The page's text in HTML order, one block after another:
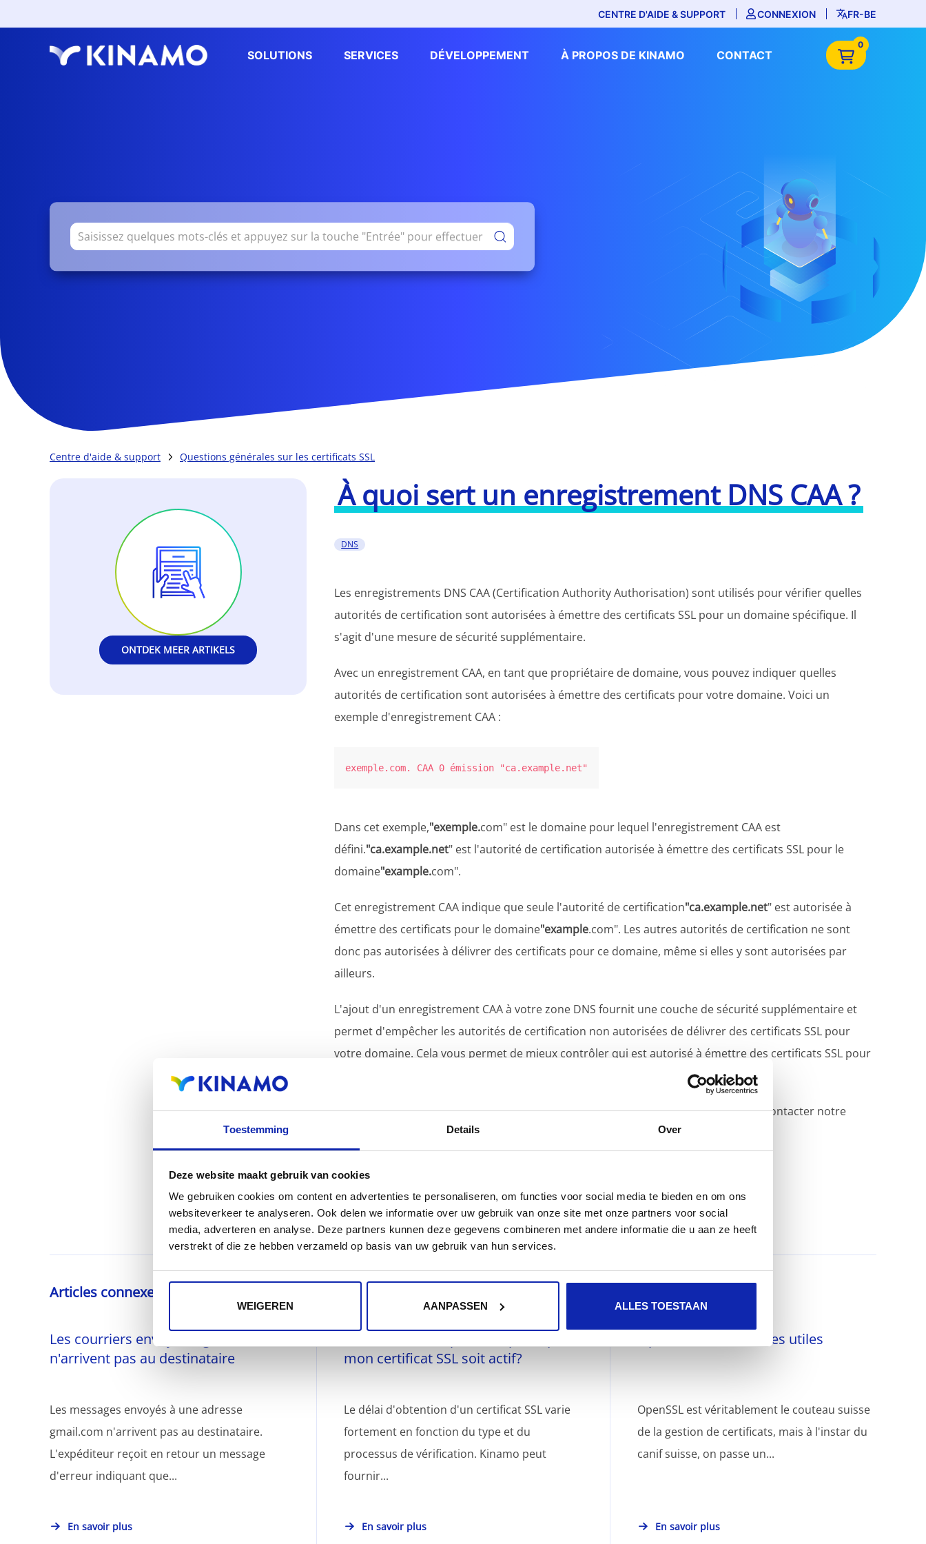
Toestemming Details Over
Deze website maakt gebruik van cookies
We gebruiken cookies om content en advertenties te personaliseren, om functies voor social media te bieden en om ons
websiteverkeer te analyseren. Ook delen we informatie over uw gebruik van onze site met onze partners voor social
media, adverteren en analyse. Deze partners kunnen deze gegevens combineren met andere informatie die u aan ze heeft
verstrekt of die ze hebben verzameld op basis van uw gebruik van hun services.
WEIGEREN AANPASSEN ALLES TOESTAAN
CENTRE D'AIDE & SUPPORT CONNEXION FR-BE
SOLUTIONS SERVICES DÉVELOPPEMENT À PROPOS DE KINAMO CONTACT
0
Centre d'aide & support Questions générales sur les certificats SSL
ONTDEK MEER ARTIKELS
À quoi sert un enregistrement DNS CAA ?
DNS
Les enregistrements DNS CAA (Certification Authority Authorisation) sont utilisés pour vérifier quelles
autorités de certification sont autorisées à émettre des certificats SSL pour un domaine spécifique. Il
s'agit d'une mesure de sécurité supplémentaire.
Avec un enregistrement CAA, en tant que propriétaire de domaine, vous pouvez indiquer quelles
autorités de certification sont autorisées à émettre des certificats pour votre domaine. Voici un
exemple d'enregistrement CAA :
exemple.com. CAA 0 émission "ca.example.net"
Dans cet exemple,"exemple.com" est le domaine pour lequel l'enregistrement CAA est
défini."ca.example.net" est l'autorité de certification autorisée à émettre des certificats SSL pour le
domaine"example.com".
Cet enregistrement CAA indique que seule l'autorité de certification"ca.example.net" est autorisée à
émettre des certificats pour le domaine"example.com". Les autres autorités de certification ne sont
donc pas autorisées à délivrer des certificats pour ce domaine, même si elles y sont autorisées par
ailleurs.
L'ajout d'un enregistrement CAA à votre zone DNS fournit une couche de sécurité supplémentaire et
permet d'empêcher les autorités de certification non autorisées de délivrer des certificats SSL pour
votre domaine. Cela vous permet de mieux contrôler qui est autorisé à émettre des certificats SSL pour
Si vous avez besoin d'aide pour configurer un enregistrement CAA, n'hésitez pas à contacter notre
équipe. Nous nous ferons un plaisir de vous aider.
Articles connexes
Les courriers envoyés à gmail.com
n'arrivent pas au destinataire
Les messages envoyés à une adresse
gmail.com n'arrivent pas au destinataire.
L'expéditeur reçoit en retour un message
d'erreur indiquant que...
En savoir plus
mon certificat SSL soit actif?
Le délai d'obtention d'un certificat SSL varie
fortement en fonction du type et du
processus de vérification. Kinamo peut
fournir...
En savoir plus
OpenSSL - commandes utiles
OpenSSL est véritablement le couteau suisse
de la gestion de certificats, mais à l'instar du
canif suisse, on passe un...
En savoir plus